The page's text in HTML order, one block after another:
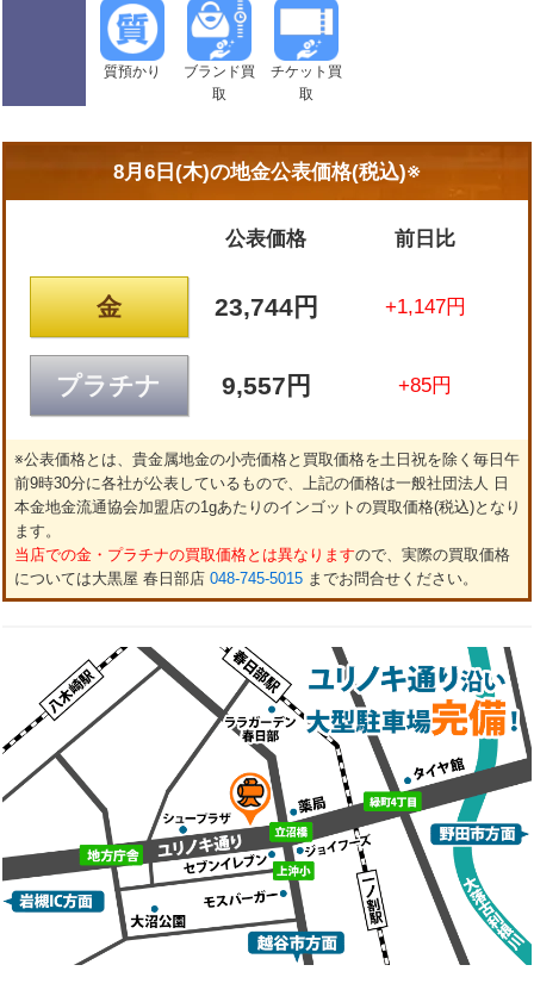
質預かり
ブランド買
取
チケット買
取
8月6日(木)の地金公表価格(税込)※
公表価格 前日比
金 23,744円 +1,147円
プラチナ 9,557円 +85円
※公表価格とは、貴金属地金の小売価格と買取価格を土日祝を除く毎日午
前9時30分に各社が公表しているもので、上記の価格は一般社団法人 日
本金地金流通協会加盟店の1gあたりのインゴットの買取価格(税込)となり
ます。
当店での金・プラチナの買取価格とは異なりますので、実際の買取価格
については大黒屋 春日部店 048-745-5015までお問合せください。